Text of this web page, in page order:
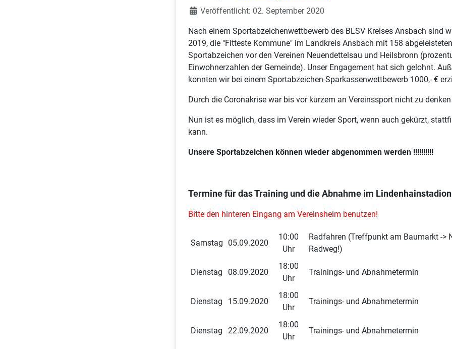
Veröffentlicht: 02. September 2020
Nach einem Sportabzeichenwettbewerb des BLSV Kreises Ansbach sind
2019, die "Fitteste Kommune" im Landkreis Ansbach mit 158 abgeleisteten
Sportabzeichen vor den Vereinen Neuendettelsau und Heilsbronn
Einwohnerzahlen der Gemeinde). Unser Engagement hat sich gelohnt.
konnten wir bei einem Sportabzeichen-Sparkassenwettbewerb 1000,- €
Durch die Coronakrise war bis vor kurzem an Vereinssport nicht zu denken
Nun ist es möglich, dass im Verein wieder Sport, wenn auch gekürzt,
kann.
Unsere Sportabzeichen können wieder abgenommen werden !!!!!!!!!!
Termine für das Training und die Abnahme im
Bitte den hinteren Eingang am Vereinsheim benutzen!
Samstag 05.09.2020
10:00
Uhr
Radfahren (Treffpunkt am Baumarkt ->
Radweg!)
Dienstag 08.09.2020
18:00
Uhr
Trainings- und Abnahmetermin
Dienstag 15.09.2020
18:00
Uhr
Trainings- und Abnahmetermin
Dienstag 22.09.2020
18:00
Uhr
Trainings- und Abnahmetermin